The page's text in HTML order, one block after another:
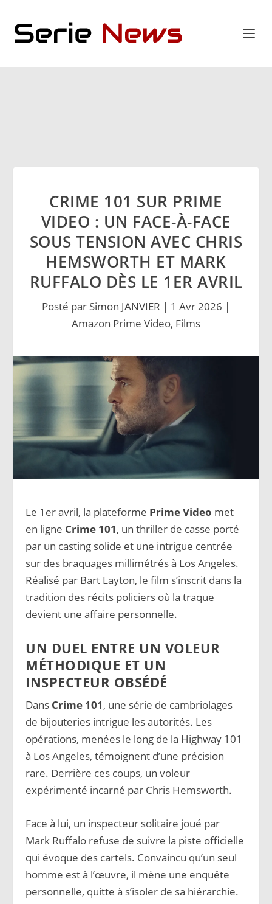
CRIME 101 SUR PRIME
VIDEO : UN FACE-À-FACE
SOUS TENSION AVEC CHRIS
HEMSWORTH ET MARK
RUFFALO DÈS LE 1ER AVRIL
Posté par Simon JANVIER | 1 Avr 2026 |
Amazon Prime Video, Films
Le 1er avril, la plateforme Prime Video met
en ligne Crime 101, un thriller de casse porté
par un casting solide et une intrigue centrée
sur des braquages millimétrés à Los Angeles.
Réalisé par Bart Layton, le film s’inscrit dans la
tradition des récits policiers où la traque
devient une affaire personnelle.
UN DUEL ENTRE UN VOLEUR
MÉTHODIQUE ET UN
INSPECTEUR OBSÉDÉ
Dans Crime 101, une série de cambriolages
de bijouteries intrigue les autorités. Les
opérations, menées le long de la Highway 101
à Los Angeles, témoignent d’une précision
rare. Derrière ces coups, un voleur
expérimenté incarné par Chris Hemsworth.
Face à lui, un inspecteur solitaire joué par
Mark Ruffalo refuse de suivre la piste officielle
qui évoque des cartels. Convaincu qu’un seul
homme est à l’œuvre, il mène une enquête
personnelle, quitte à s’isoler de sa hiérarchie.